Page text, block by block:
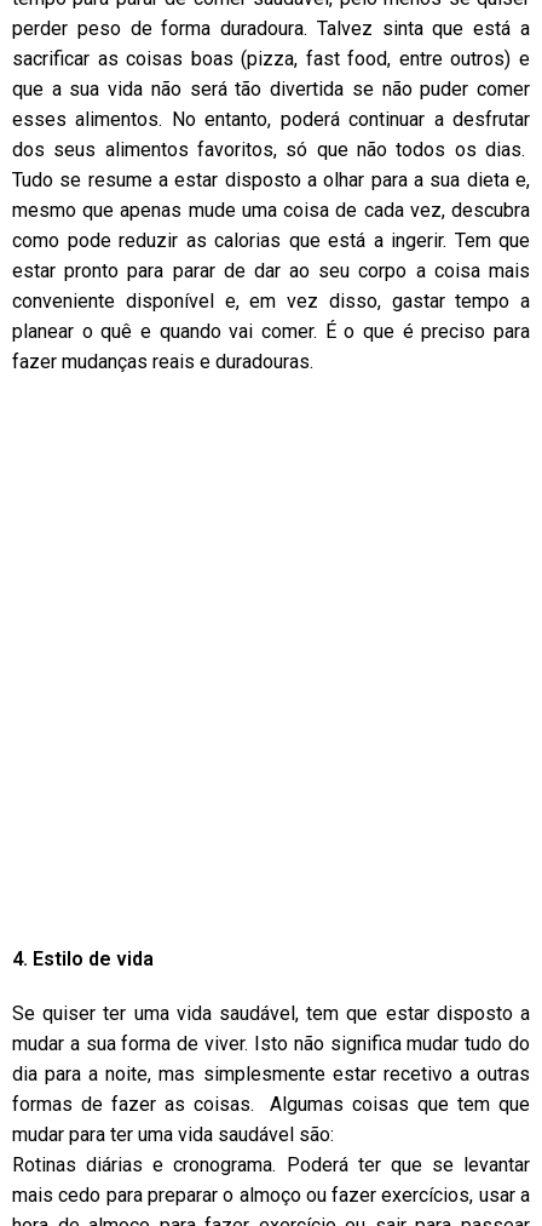
perder peso de forma duradoura. Talvez sinta que está a
sacrificar as coisas boas (pizza, fast food, entre outros) e
que a sua vida não será tão divertida se não puder comer
esses alimentos. No entanto, poderá continuar a desfrutar
dos seus alimentos favoritos, só que não todos os dias.
Tudo se resume a estar disposto a olhar para a sua dieta e,
mesmo que apenas mude uma coisa de cada vez, descubra
como pode reduzir as calorias que está a ingerir. Tem que
estar pronto para parar de dar ao seu corpo a coisa mais
conveniente disponível e, em vez disso, gastar tempo a
planear o quê e quando vai comer. É o que é preciso para
fazer mudanças reais e duradouras.
4. Estilo de vida
Se quiser ter uma vida saudável, tem que estar disposto a
mudar a sua forma de viver. Isto não significa mudar tudo do
dia para a noite, mas simplesmente estar recetivo a outras
formas de fazer as coisas. Algumas coisas que tem que
mudar para ter uma vida saudável são:
Rotinas diárias e cronograma. Poderá ter que se levantar
mais cedo para preparar o almoço ou fazer exercícios, usar a